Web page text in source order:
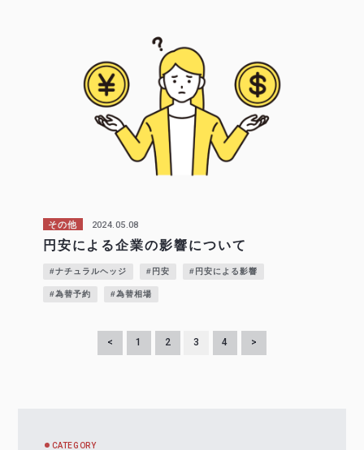
その他 2024.05.08
円安による企業の影響について
#ナチュラルヘッジ #円安 #円安による影響
#為替予約 #為替相場
< 1 2 3 4 >
CATEGORY